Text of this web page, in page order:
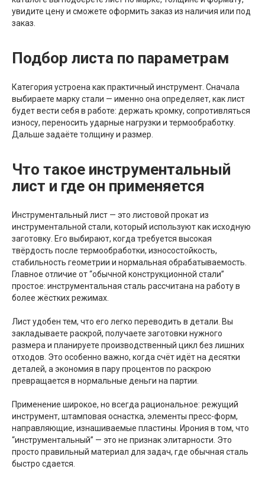
увидите цену и сможете оформить заказ из наличия или под
заказ.
Подбор листа по параметрам
Категория устроена как практичный инструмент. Сначала
выбираете марку стали — именно она определяет, как лист
будет вести себя в работе: держать кромку, сопротивляться
износу, переносить ударные нагрузки и термообработку.
Дальше задаёте толщину и размер.
Что такое инструментальный
лист и где он применяется
Инструментальный лист — это листовой прокат из
инструментальной стали, который используют как исходную
заготовку. Его выбирают, когда требуется высокая
твёрдость после термообработки, износостойкость,
стабильность геометрии и нормальная обрабатываемость.
Главное отличие от “обычной конструкционной стали”
простое: инструментальная сталь рассчитана на работу в
более жёстких режимах.
Лист удобен тем, что его легко переводить в детали. Вы
закладываете раскрой, получаете заготовки нужного
размера и планируете производственный цикл без лишних
отходов. Это особенно важно, когда счёт идёт на десятки
деталей, а экономия в пару процентов по раскрою
превращается в нормальные деньги на партии.
Применение широкое, но всегда рациональное: режущий
инструмент, штамповая оснастка, элементы пресс-форм,
направляющие, изнашиваемые пластины. Ирония в том, что
“инструментальный” — это не признак элитарности. Это
просто правильный материал для задач, где обычная сталь
быстро сдается.